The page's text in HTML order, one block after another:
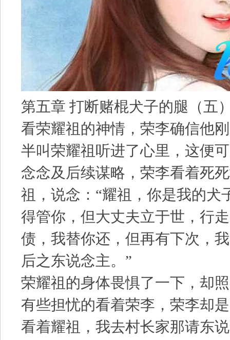
第五章 打断赌棍犬子的腿（五
看荣耀祖的神情，荣李确信他
半叫荣耀祖听进了心里，这便
念念及后续谋略，荣李看着死
祖，说念：“耀祖，你是我的犬
得管你，但大丈夫立于世，行
债，我替你还，但再有下次，
后之东说念主。”
荣耀祖的身体畏惧了一下，却
有些担忧的看着荣李，荣李却
看着耀祖，我去村长家那请东